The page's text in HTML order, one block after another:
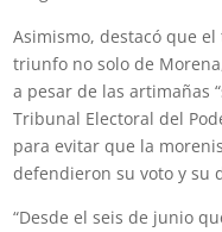
Asimismo, destacó que
triunfo no solo de
a pesar de las artimañas
Tribunal Electoral del
para evitar que la
defendieron su voto y su
“Desde el seis de junio